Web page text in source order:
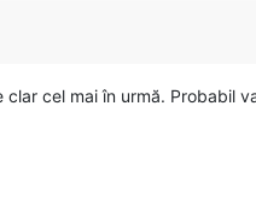
cel mai în urmă. Probabil